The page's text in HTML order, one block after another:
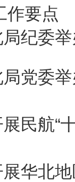
作要点
局纪委
党委
民航“
华北